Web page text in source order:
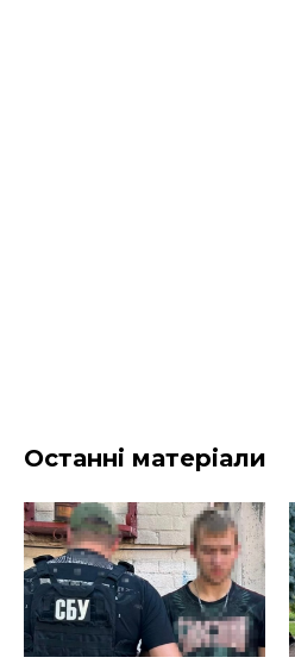
Останні матеріали